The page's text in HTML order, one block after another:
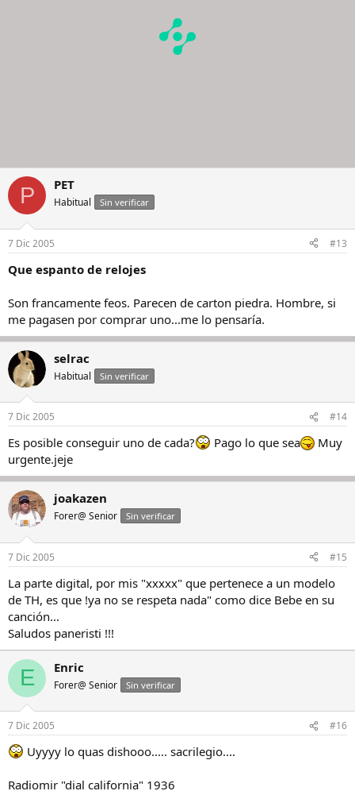
P PET
Habitual Sin verificar
7 Dic 2005 #13
Que espanto de relojes
Son francamente feos. Parecen de carton piedra. Hombre, si
me pagasen por comprar uno...me lo pensaría.
selrac
Habitual Sin verificar
7 Dic 2005 #14
Es posible conseguir uno de cada? Pago lo que sea
Muy
urgente.jeje
joakazen
Forer@ Senior Sin verificar
7 Dic 2005 #15
La parte digital, por mis "xxxxx" que pertenece a un modelo
de TH, es que !ya no se respeta nada" como dice Bebe en su
canción...
Saludos paneristi !!!
E Enric
Forer@ Senior Sin verificar
7 Dic 2005 #16
Uyyyy lo quas dishooo..... sacrilegio....
Radiomir "dial california" 1936